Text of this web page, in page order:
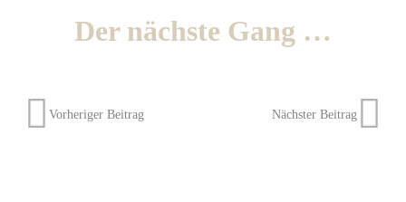
Der nächste Gang …
Vorheriger Beitrag Nächster Beitrag